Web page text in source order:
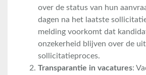
over de status van hun
dagen na het laatste
melding voorkomt dat
onzekerheid blijven over de
sollicitatieproces.
Transparantie in vacatures: